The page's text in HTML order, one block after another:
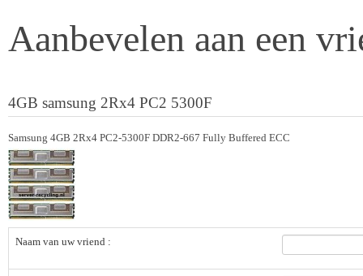
Aanbevelen aan een
4GB samsung 2Rx4 PC2 5300F
Samsung 4GB 2Rx4 PC2-5300F DDR2-667 Fully Buffered ECC
Naam van uw vriend :